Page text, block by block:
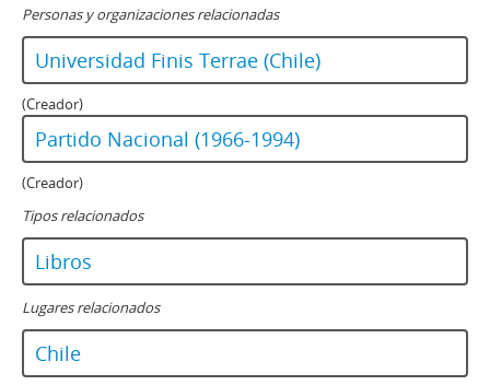
Personas y organizaciones relacionadas
Universidad Finis Terrae (Chile)
(Creador)
Partido Nacional (1966-1994)
(Creador)
Tipos relacionados
Libros
Lugares relacionados
Chile